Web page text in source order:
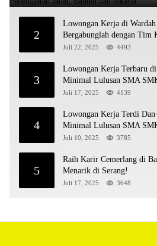
2
Lowongan Kerja di
Bergabunglah dengan Tim
Juli 22, 2025 4493
3
Lowongan Kerja Terbaru
Minimal Lulusan SMA
Juli 17, 2025 4139
4
Lowongan Kerja Terdi
Minimal Lulusan SMA
Juli 10, 2025 3785
5
Raih Karir Cemerlang di
Menarik di Serang!
Juli 17, 2025 3648